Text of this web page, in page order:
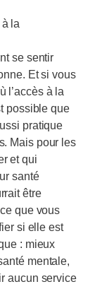
la
se sentir
Et si vous
l’accès à la
possible que
pratique
Mais pour les
et qui
santé
être
que vous
si elle est
: mieux
mentale,
aucun service